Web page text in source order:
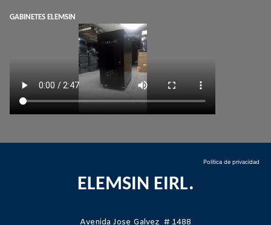
GABINETES ELEMSIN
Política de privacidad
ELEMSIN EIRL.
Avenida Jose Galvez # 1488